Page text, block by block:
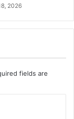
2026
fields are